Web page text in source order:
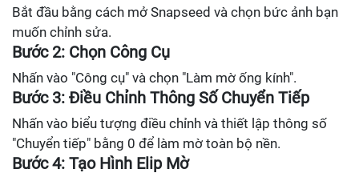
Bắt đầu bằng cách mở Snapseed và chọn bức ảnh bạn
muốn chỉnh sửa.
Bước 2: Chọn Công Cụ
Nhấn vào "Công cụ" và chọn "Làm mờ ống kính".
Bước 3: Điều Chỉnh Thông Số Chuyển Tiếp
Nhấn vào biểu tượng điều chỉnh và thiết lập thông số
"Chuyển tiếp" bằng 0 để làm mờ toàn bộ nền.
Bước 4: Tạo Hình Elip Mờ